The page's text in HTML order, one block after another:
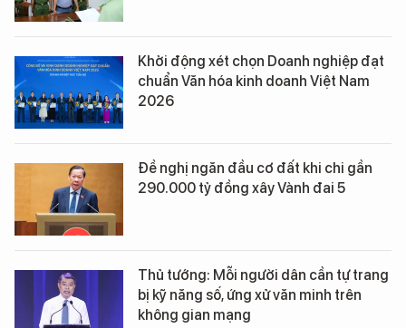
Khởi động xét chọn Doanh nghiệp đạt
chuẩn Văn hóa kinh doanh Việt Nam
2026
Đề nghị ngăn đầu cơ đất khi chi gần
290.000 tỷ đồng xây Vành đai 5
Thủ tướng: Mỗi người dân cần tự trang
bị kỹ năng số, ứng xử văn minh trên
không gian mạng